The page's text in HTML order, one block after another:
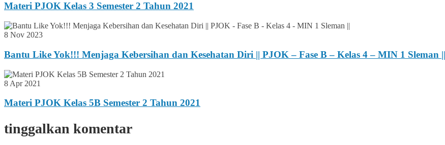
Materi PJOK Kelas 3 Semester 2 Tahun 2021
8 Nov 2023
Bantu Like Yok!!! Menjaga Kebersihan dan Kesehatan Diri || PJOK – Fase B – Kelas 4 – MIN 1 Sleman ||
8 Apr 2021
Materi PJOK Kelas 5B Semester 2 Tahun 2021
tinggalkan komentar